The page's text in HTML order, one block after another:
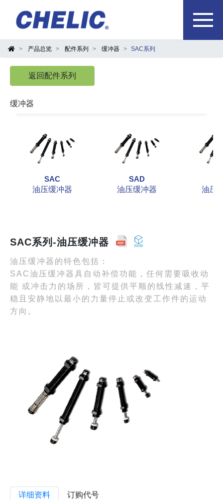
产品总览 配件系列 缓冲器 SAC系列
返回配件系列
缓冲器
SAC
油压缓冲器
SAD
油压缓冲器
油压
SAC系列-油压缓冲器
油压缓冲器的特色包括：
SAC油压缓冲器具自动补偿功能，任何需要吸收动
能 或冲击力的场所，皆可提供平顺的线性减速，平
稳且安静地以最小的力量停止或改变工作件的运动
方向。
详细资料 订购代号